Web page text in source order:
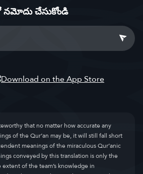
చేసుకోండి
that no matter how accurate any
of the Qur’an may be, it will still fall short
meanings of the miraculous Qur’anic
conveyed by this translation is only the
of the team’s knowledge in